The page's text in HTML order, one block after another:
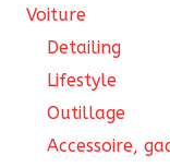
Voiture
Detailing
Lifestyle
Outillage
Accessoire,